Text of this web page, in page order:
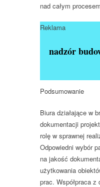
nad całym
Reklama
nadzór
Podsumowanie
Biura działające w
dokumentacji
rolę w sprawnej
Odpowiedni wybór
na jakość
użytkowania
prac. Współpraca z